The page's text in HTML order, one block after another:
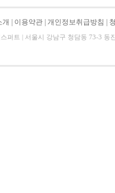
개 이용약관 개인정보취급방침
퍼트 | 서울시 강남구 청담동 73-3 동